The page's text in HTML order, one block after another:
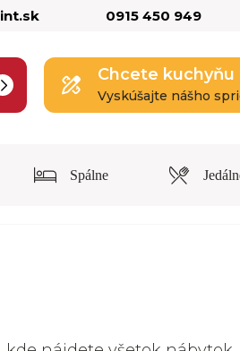
0915 450 949
Chcete kuchyňu
Vyskúšajte nášho
Spálne